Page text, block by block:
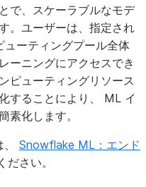
で、スケーラブルなモデ
。ユーザーは、指定され
ーティングプール全体
ーニングにアクセスでき
ピューティングリソース
することにより、 ML イ
素化します。
Snowflake ML：エンド
ださい。